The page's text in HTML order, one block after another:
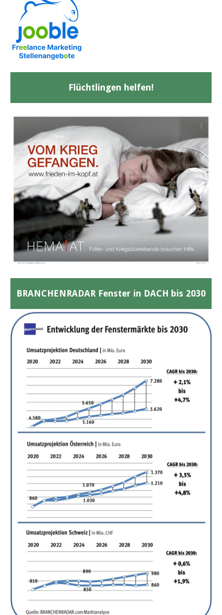
Flüchtlingen helfen!
BRANCHENRADAR Fenster in DACH bis 2030